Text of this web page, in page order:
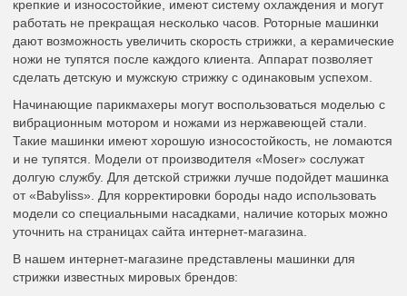
крепкие и износостойкие, имеют систему охлаждения и могут
работать не прекращая несколько часов. Роторные машинки
дают возможность увеличить скорость стрижки, а керамические
ножи не тупятся после каждого клиента. Аппарат позволяет
сделать детскую и мужскую стрижку с одинаковым успехом.
Начинающие парикмахеры могут воспользоваться моделью с
вибрационным мотором и ножами из нержавеющей стали.
Такие машинки имеют хорошую износостойкость, не ломаются
и не тупятся. Модели от производителя «Moser» сослужат
долгую службу. Для детской стрижки лучше подойдет машинка
от «Babyliss». Для корректировки бороды надо использовать
модели со специальными насадками, наличие которых можно
уточнить на страницах сайта интернет-магазина.
В нашем интернет-магазине представлены машинки для
стрижки известных мировых брендов: